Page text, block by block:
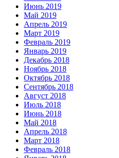
Июнь 2019
Май 2019
Апрель 2019
Март 2019
Февраль 2019
Январь 2019
Декабрь 2018
Ноябрь 2018
Октябрь 2018
Сентябрь 2018
Август 2018
Июль 2018
Июнь 2018
Май 2018
Апрель 2018
Март 2018
Февраль 2018